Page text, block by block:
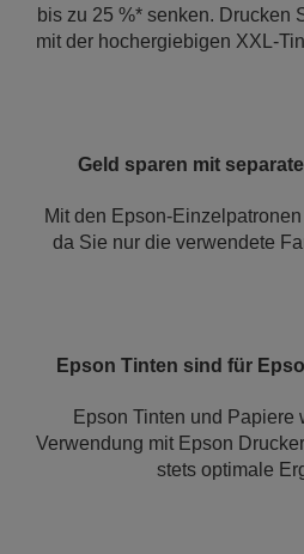
bis zu 25 %* senken. Drucken
mit der hochergiebigen XXL-
Geld sparen mit
Mit den Epson-
da Sie nur die verwendete
Epson Tinten sind für
Epson Tinten und Papiere
Verwendung mit Epson
stets optimale